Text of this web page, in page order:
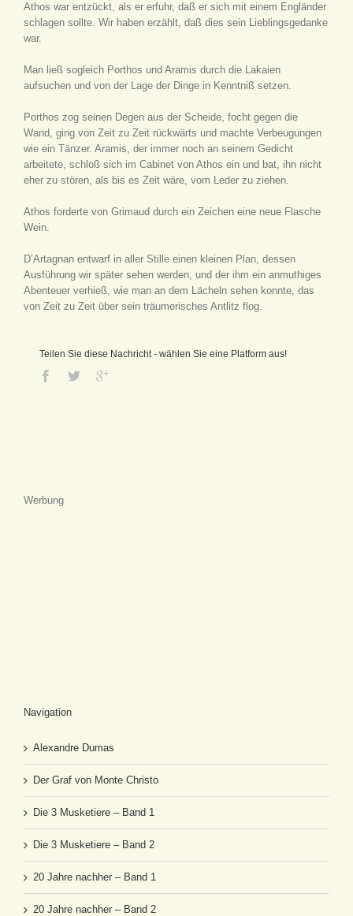
Athos war entzückt, als er erfuhr, daß er sich mit einem Engländer
schlagen sollte. Wir haben erzählt, daß dies sein Lieblingsgedanke
war.
Man ließ sogleich Porthos und Aramis durch die Lakaien
aufsuchen und von der Lage der Dinge in Kenntniß setzen.
Porthos zog seinen Degen aus der Scheide, focht gegen die
Wand, ging von Zeit zu Zeit rückwärts und machte Verbeugungen
wie ein Tänzer. Aramis, der immer noch an seinem Gedicht
arbeitete, schloß sich im Cabinet von Athos ein und bat, ihn nicht
eher zu stören, als bis es Zeit wäre, vom Leder zu ziehen.
Athos forderte von Grimaud durch ein Zeichen eine neue Flasche
Wein.
D’Artagnan entwarf in aller Stille einen kleinen Plan, dessen
Ausführung wir später sehen werden, und der ihm ein anmuthiges
Abenteuer verhieß, wie man an dem Lächeln sehen konnte, das
von Zeit zu Zeit über sein träumerisches Antlitz flog.
Teilen Sie diese Nachricht - wählen Sie eine Platform aus!
Werbung
Navigation
Alexandre Dumas
Der Graf von Monte Christo
Die 3 Musketiere – Band 1
Die 3 Musketiere – Band 2
20 Jahre nachher – Band 1
20 Jahre nachher – Band 2